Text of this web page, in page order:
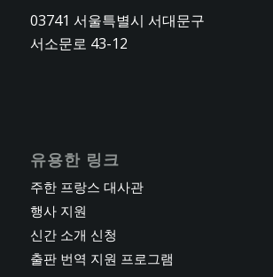
03741 서울특별시 서대문구
서소문로 43-12
유용한 링크
주한 프랑스 대사관
행사 지원
신간 소개 신청
출판 번역 지원 프로그램